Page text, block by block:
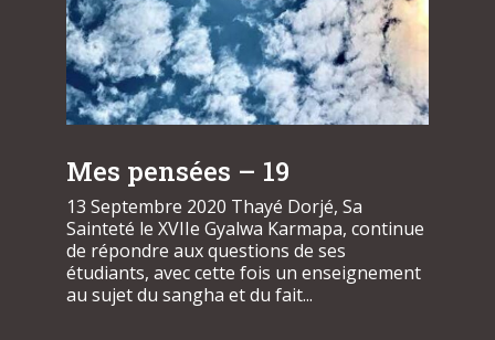
Mes pensées – 19
13 Septembre 2020 Thayé Dorjé, Sa
Sainteté le XVIIe Gyalwa Karmapa, continue
de répondre aux questions de ses
étudiants, avec cette fois un enseignement
au sujet du sangha et du fait...